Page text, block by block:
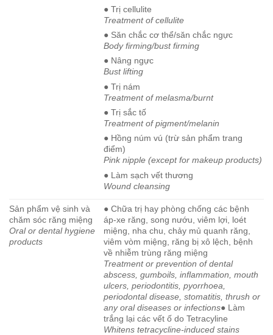
● Trị cellulite
Treatment of cellulite
● Săn chắc cơ thể/săn chắc ngực
Body firming/bust firming
● Nâng ngực
Bust lifting
● Trị nám
Treatment of melasma/burnt
● Trị sắc tố
Treatment of pigment/melanin
● Hồng núm vú (trừ sản phẩm trang
điểm)
Pink nipple (except for makeup products)
● Làm sạch vết thương
Wound cleansing
Sản phẩm vệ sinh và
chăm sóc răng miệng
Oral or dental hygiene
products
● Chữa trị hay phòng chống các bệnh
áp-xe răng, song nướu, viêm lợi, loét
miệng, nha chu, chảy mủ quanh răng,
viêm vòm miệng, răng bị xô lệch, bệnh
về nhiễm trùng răng miệng
Treatment or prevention of dental
abscess, gumboils, inflammation, mouth
ulcers, periodontitis, pyorrhoea,
periodontal disease, stomatitis, thrush or
any oral diseases or infections● Làm
trắng lại các vết ố do Tetracyline
Whitens tetracycline-induced stains